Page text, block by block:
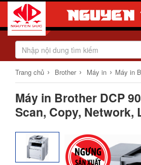
Trang chủ › Brother › Máy in › Máy in
Máy in Brother DCP
Scan, Copy, Network,